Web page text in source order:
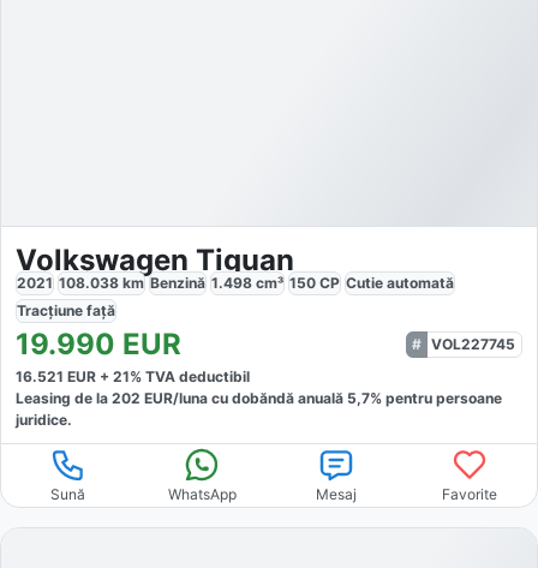
Volkswagen Tiguan
2021 108.038 km Benzină 1.498 cm³ 150 CP Cutie automată
Tracțiune față
19.990 EUR
VOL227745
16.521 EUR + 21% TVA deductibil
Leasing de la 202 EUR/luna cu dobăndă anuală 5,7% pentru persoane
juridice.
Sună WhatsApp Mesaj Favorite